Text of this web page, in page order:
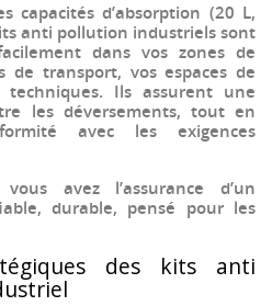
capacités d’absorption (20 L,
anti pollution industrielssont
dans vos zones de
de transport, vosespaces de
techniques. Ils assurent une
les déversements, tout en
avec les exigences
avez l’assurance d’un
durable, pensé pour les
des kits anti